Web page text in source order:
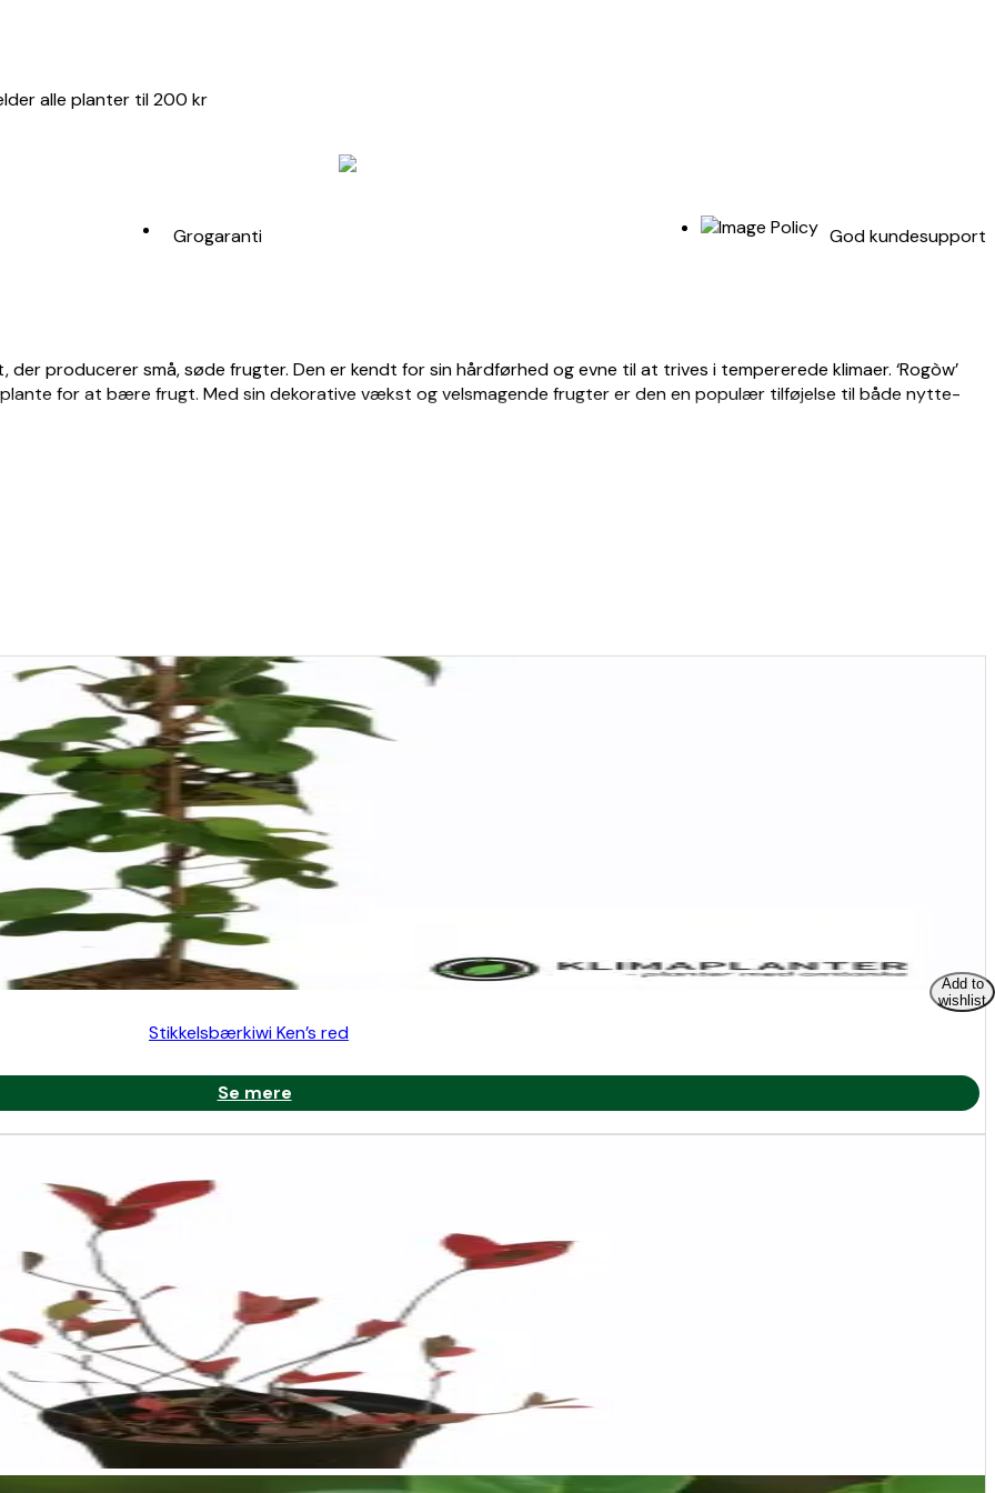
alle planter til 200 kr
Grogaranti
God kundesupport
producerer små, søde frugter. Den er kendt for sin hårdførhed og evne til at trives i tempererede klimaer. ‘Rogòw’
for at bære frugt. Med sin dekorative vækst og velsmagende frugter er den en populær tilføjelse til både nytte-
cm lange.
frodigt og frodigt udseende.
og 2-3 meter i bredden, afhængig af klatrestøtte og beskæring.
Actinidia arguta
fremmer frugtsætning og sødme i frugterne.
værdien bør ligge mellem 5,5 og 7.
blomster og blade.
temperaturen er mild, og jorden er fugtig.
forbedre jordens struktur og næringsindhold.
(han) for at sikre korrekt bestøvning. Afstanden mellem planter bør være 5-10 meter.
Add to
wishlist
Stikkelsbærkiwi Ken’s red
Se mere